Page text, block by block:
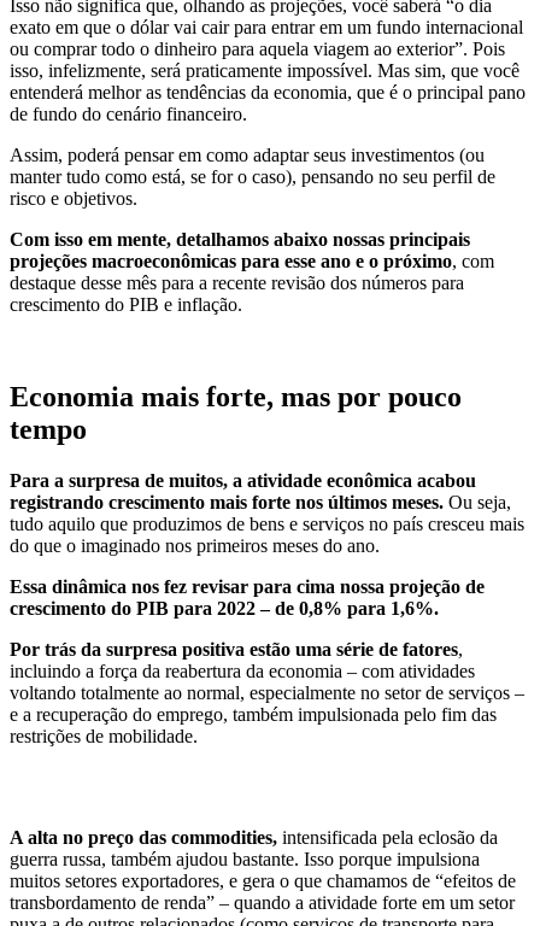
Isso não significa que, olhando as projeções, você saberá “o dia
exato em que o dólar vai cair para entrar em um fundo internacional
ou comprar todo o dinheiro para aquela viagem ao exterior”. Pois
isso, infelizmente, será praticamente impossível. Mas sim, que você
entenderá melhor as tendências da economia, que é o principal pano
de fundo do cenário financeiro.
Assim, poderá pensar em como adaptar seus investimentos (ou
manter tudo como está, se for o caso), pensando no seu perfil de
risco e objetivos.
Com isso em mente, detalhamos abaixo nossas principais
projeções macroeconômicas para esse ano e o próximo, com
destaque desse mês para a recente revisão dos números para
crescimento do PIB e inflação.
Economia mais forte, mas por pouco
tempo
Para a surpresa de muitos, a atividade econômica acabou
registrando crescimento mais forte nos últimos meses. Ou seja,
tudo aquilo que produzimos de bens e serviços no país cresceu mais
do que o imaginado nos primeiros meses do ano.
Essa dinâmica nos fez revisar para cima nossa projeção de
crescimento do PIB para 2022 – de 0,8% para 1,6%.
Por trás da surpresa positiva estão uma série de fatores,
incluindo a força da reabertura da economia – com atividades
voltando totalmente ao normal, especialmente no setor de serviços –
e a recuperação do emprego, também impulsionada pelo fim das
restrições de mobilidade.
A alta no preço das commodities, intensificada pela eclosão da
guerra russa, também ajudou bastante. Isso porque impulsiona
muitos setores exportadores, e gera o que chamamos de “efeitos de
transbordamento de renda” – quando a atividade forte em um setor